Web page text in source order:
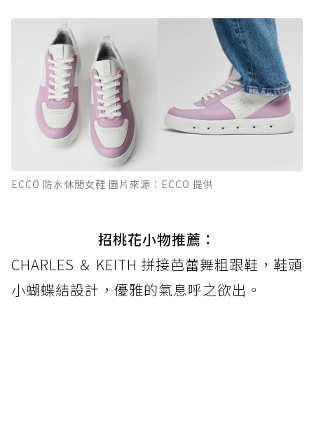
ECCO 防水休閒女鞋 圖片來源：ECCO 提供
招桃花小物推薦：
CHARLES ＆ KEITH 拼接芭蕾舞粗跟鞋，鞋頭
小蝴蝶結設計，優雅的氣息呼之欲出。